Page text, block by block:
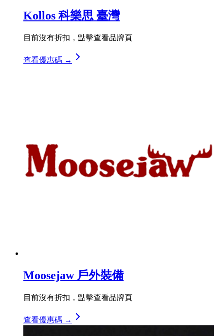
Kollos 科樂思 臺灣
目前沒有折扣，點擊查看品牌頁
查看優惠碼 →
Moosejaw 戶外裝備
目前沒有折扣，點擊查看品牌頁
查看優惠碼 →